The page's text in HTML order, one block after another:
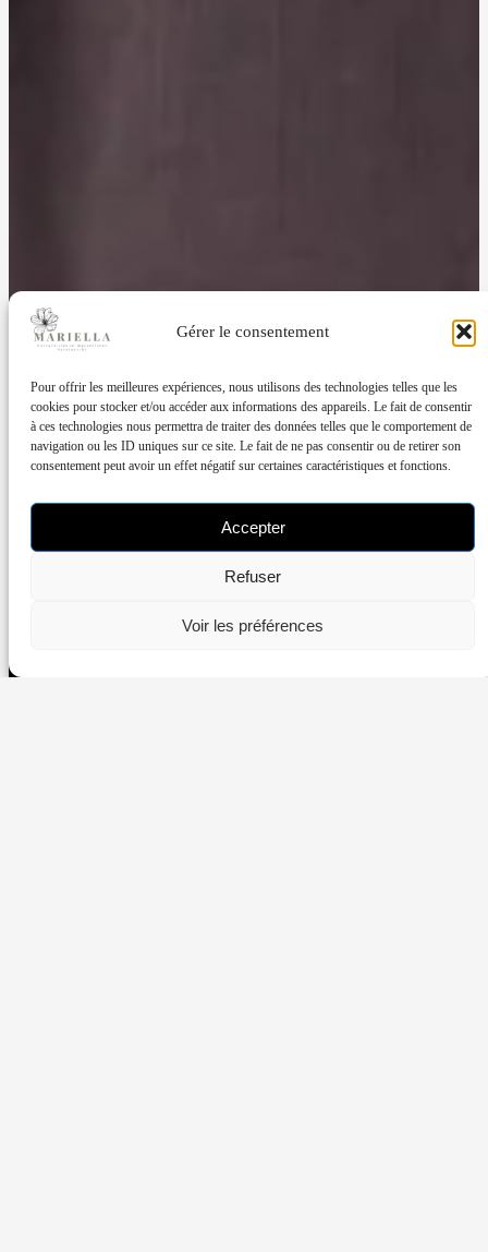
Gérer le consentement
Pour offrir les meilleures expériences, nous utilisons des technologies telles que les
cookies pour stocker et/ou accéder aux informations des appareils. Le fait de consentir
à ces technologies nous permettra de traiter des données telles que le comportement de
navigation ou les ID uniques sur ce site. Le fait de ne pas consentir ou de retirer son
consentement peut avoir un effet négatif sur certaines caractéristiques et fonctions.
Accepter
Refuser
Voir les préférences